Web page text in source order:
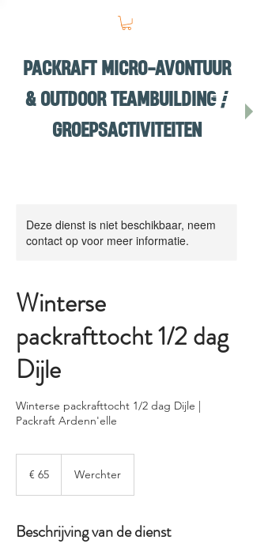
PACKRAFT MICRO-AVONTUUR
& OUTDOOR TEAMBUILDING /
GROEPSACTIVITEITEN
Deze dienst is niet beschikbaar, neem
contact op voor meer informatie.
Winterse
packrafttocht 1/2 dag
Dijle
Winterse packrafttocht 1/2 dag Dijle |
Packraft Ardenn'elle
€ 65 Werchter
Beschrijving van de dienst